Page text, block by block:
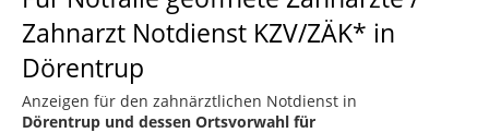
Zahnarzt Notdienst KZV/ZÄK* in
Dörentrup
Anzeigen für den zahnärztlichen Notdienst in
Dörentrup und dessen Ortsvorwahl für